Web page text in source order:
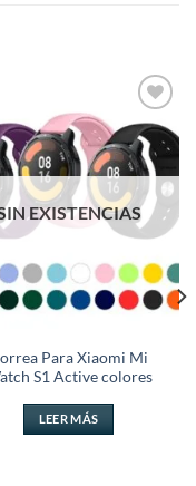
Añadir
a la
lista de
deseos
EXISTENCIAS
Para Xiaomi Mi
S1 Active colores
LEER MÁS